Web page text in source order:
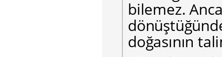
bilemez.
doğasının